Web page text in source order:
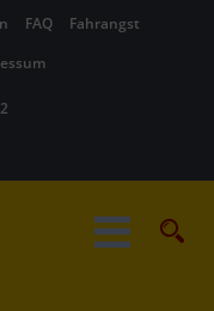
FAQ
Fahrangst